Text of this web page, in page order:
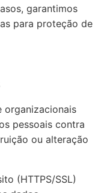
garantimos
para proteção de
organizacionais
pessoais contra
ou alteração
(HTTPS/SSL)